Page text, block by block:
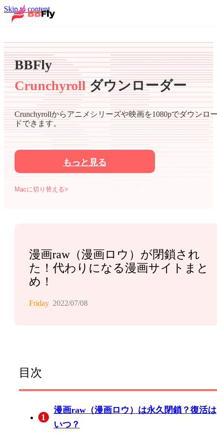
Skip to content
BBFly
Crunchyrollダウンローダー
Crunchyrollからアニメシリーズや映画を1080pでダウンロ
ドできます。
もっと見る
Macに切り替える>
漫画raw（漫画ロウ）が閉鎖され
た！代わりになる漫画サイトまと
め！
Friday 2022/07/08
目次
1
漫画raw（漫画ロウ）は永久閉鎖？復活は
いつ？